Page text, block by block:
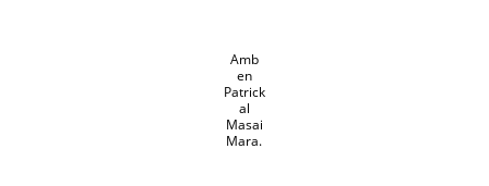
Amb
en
Patrick
al
Masai
Mara.